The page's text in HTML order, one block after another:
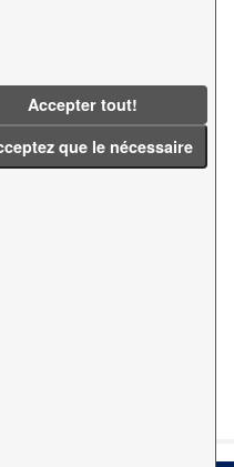
Accepter tout!
que le nécessaire
par chemin de fer
teus par chemin de fer